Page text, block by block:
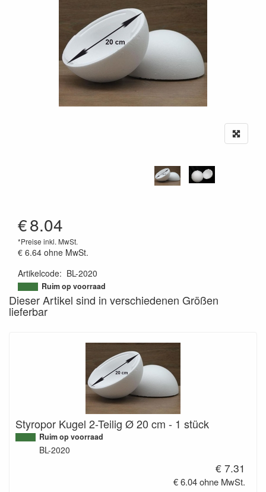
€8.04
*Preise inkl. MwSt.
€ 6.64 ohne MwSt.
Artikelcode: BL-2020
9505974124253
Ruim op voorraad
Dieser Artikel sind in verschiedenen Größen
lieferbar
Styropor Kugel 2-Teilig Ø 20 cm - 1 stück
Ruim op voorraad
BL-2020
€ 7.31
€ 6.04 ohne MwSt.